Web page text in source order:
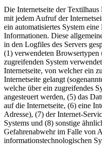
Die Internetseite der
mit jedem Aufruf der
ein automatisiertes System
Informationen. Diese
in den Logfiles des Servers
(1) verwendeten Browsertypen
zugreifenden System
Internetseite, von welcher ein
Internetseite gelangt
welche über ein zugreifendes
angesteuert werden, (5) das
auf die Internetseite, (6) eine
Adresse), (7) der Internet-
Systems und (8) sonstige
Gefahrenabwehr im Falle von
informationstechnologischen